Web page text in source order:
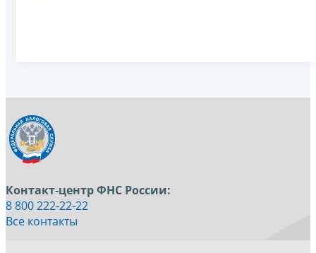
Контакт-центр ФНС России:
8 800 222-22-22
Все контакты